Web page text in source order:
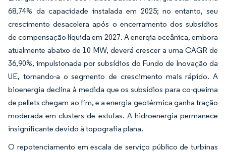
68,74% da capacidade instalada em 2025; no entanto, seu
crescimento desacelera após o encerramento dos subsídios
de compensação líquida em 2027. A energia oceânica, embora
atualmente abaixo de 10 MW, deverá crescer a uma CAGR de
36,90%, impulsionada por subsídios do Fundo de Inovação da
UE, tornando-a o segmento de crescimento mais rápido. A
bioenergia declina à medida que os subsídios para co-queima
de pellets chegam ao fim, e a energia geotérmica ganha tração
moderada em clusters de estufas. A hidroenergia permanece
insignificante devido à topografia plana.
O repotenciamento em escala de serviço público de turbinas